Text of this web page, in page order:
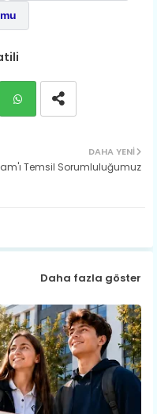
ats
DAHA YENI
Temsil Sorumluluğumuz
Daha fazla göster